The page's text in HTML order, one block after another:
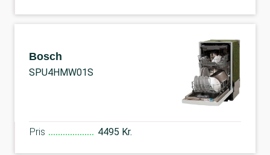
Bosch
SPU4HMW01S
Pris 4495 Kr.